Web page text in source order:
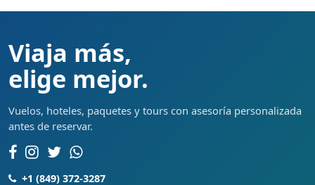
Viaja más,
elige mejor.
Vuelos, hoteles, paquetes y tours con asesoría personalizada
antes de reservar.
+1 (849) 372-3287